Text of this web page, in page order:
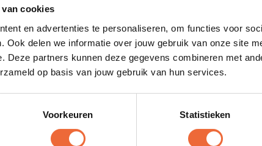
cookies
en advertenties te personaliseren, om functies voor
Ook delen we informatie over jouw gebruik van onze site
Deze partners kunnen deze gegevens combineren met
op basis van jouw gebruik van hun services.
Voorkeuren Statistieken
voor Esgo een verlengstuk van